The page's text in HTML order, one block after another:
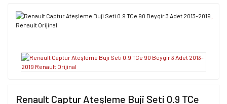
Renault Captur Ateşleme Buji Seti 0.9 TCe